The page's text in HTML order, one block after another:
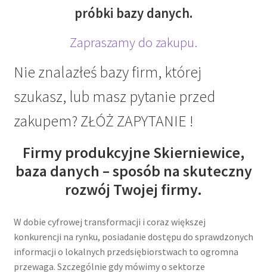
próbki bazy danych.
Zapraszamy do zakupu.
Nie znalazłeś bazy firm, której
szukasz, lub masz pytanie przed
zakupem? ZŁÓŻ ZAPYTANIE !
Firmy produkcyjne Skierniewice,
baza danych – sposób na skuteczny
rozwój Twojej firmy.
W dobie cyfrowej transformacji i coraz większej
konkurencji na rynku, posiadanie dostępu do sprawdzonych
informacji o lokalnych przedsiębiorstwach to ogromna
przewaga. Szczególnie gdy mówimy o sektorze